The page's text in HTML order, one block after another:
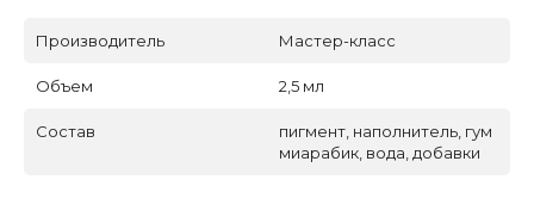
Производитель Мастер-класс
Объем 2,5 мл
Состав
пигмент, наполнитель, гум
миарабик, вода, добавки